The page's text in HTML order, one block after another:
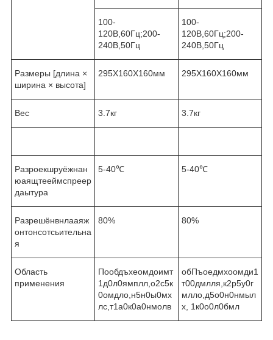
100-
120B,60Гц;200-
240B,50Гц
100-
120B,60Гц;200-
240B,50Гц
Размеры [длина ×
ширина × высота]
295X160X160мм 295X160X160мм
Вес 3.7кг 3.7кг
Разроекшруёжнан
юаящтееймспреер
даытура
5-40℃ 5-40℃
Разрешёнвнлааяж
онтонсотсьительна
я
80% 80%
Область
применения
Пообдъхеомдоимт
1д0л0ямплл,о2с5к
0омдло,н5н0ы0мх
лс,т1а0к0а0нмолв
обПъоедмхоомди1
т00дмлля,к2р5у0г
млло,д5о0н0нмыл
х, 1к0о0л0бмл